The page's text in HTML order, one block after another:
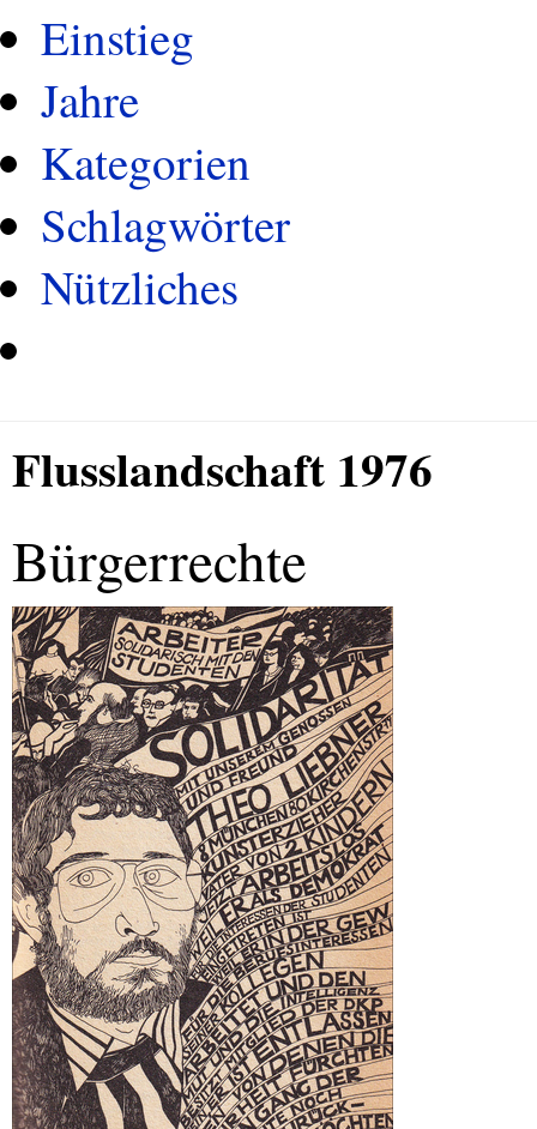
Einstieg
Jahre
Kategorien
Schlagwörter
Nützliches
Flusslandschaft 1976
Bürgerrechte